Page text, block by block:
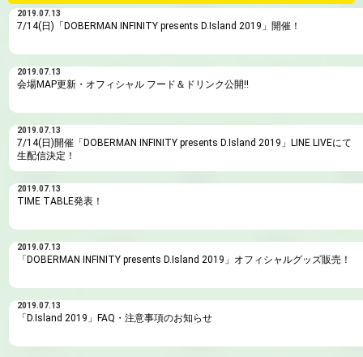
2019.07.13
7/14(日)「DOBERMAN INFINITY presents D.Island 2019」開催！
2019.07.13
会場MAP更新・オフィシャル フード＆ドリンク公開!!
2019.07.13
7/14(日)開催「DOBERMAN INFINITY presents D.Island 2019」LINE LIVEにて
生配信決定！
2019.07.13
TIME TABLE発表！
2019.07.13
「DOBERMAN INFINITY presents D.Island 2019」オフィシャルグッズ販売！
2019.07.13
「D.Island 2019」FAQ・注意事項のお知らせ